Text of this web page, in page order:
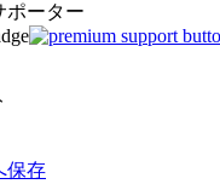
ポーター
保存